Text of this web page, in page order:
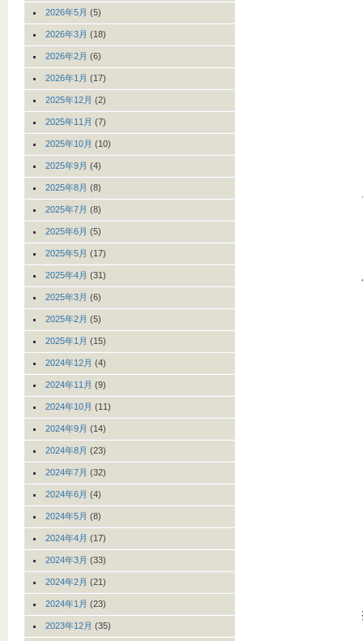
2026年5月 (5)
2026年3月 (18)
2026年2月 (6)
2026年1月 (17)
2025年12月 (2)
2025年11月 (7)
2025年10月 (10)
2025年9月 (4)
2025年8月 (8)
2025年7月 (8)
2025年6月 (5)
2025年5月 (17)
2025年4月 (31)
2025年3月 (6)
2025年2月 (5)
2025年1月 (15)
2024年12月 (4)
2024年11月 (9)
2024年10月 (11)
2024年9月 (14)
2024年8月 (23)
2024年7月 (32)
2024年6月 (4)
2024年5月 (8)
2024年4月 (17)
2024年3月 (33)
2024年2月 (21)
2024年1月 (23)
2023年12月 (35)